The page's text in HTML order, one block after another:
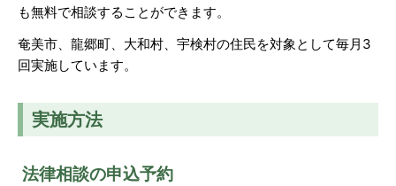
も無料で相談することができます。
奄美市、龍郷町、大和村、宇検村の住民を対象として毎月3
回実施しています。
実施方法
法律相談の申込予約